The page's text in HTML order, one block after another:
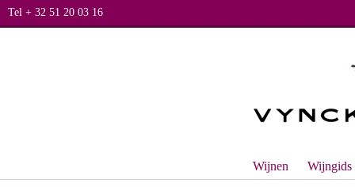
Tel + 32 51 20 03 16
Wijnen Wijngids